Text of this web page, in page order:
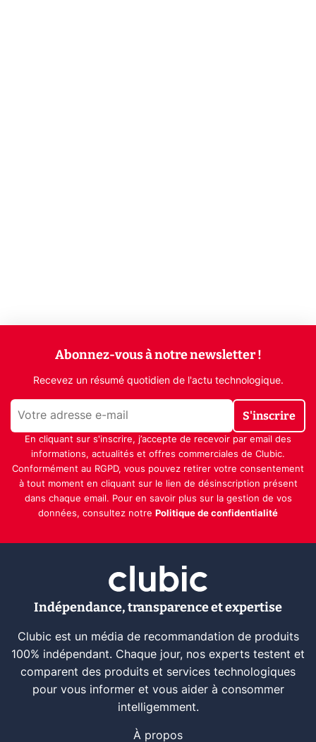
Abonnez-vous à notre newsletter !
Recevez un résumé quotidien de l'actu technologique.
S'inscrire
En cliquant sur s'inscrire, j’accepte de recevoir par email des
informations, actualités et offres commerciales de Clubic.
Conformément au RGPD, vous pouvez retirer votre consentement
à tout moment en cliquant sur le lien de désinscription présent
dans chaque email. Pour en savoir plus sur la gestion de vos
données, consultez notre Politique de confidentialité
Indépendance, transparence et expertise
Clubic est un média de recommandation de produits
100% indépendant. Chaque jour, nos experts testent et
comparent des produits et services technologiques
pour vous informer et vous aider à consommer
intelligemment.
À propos